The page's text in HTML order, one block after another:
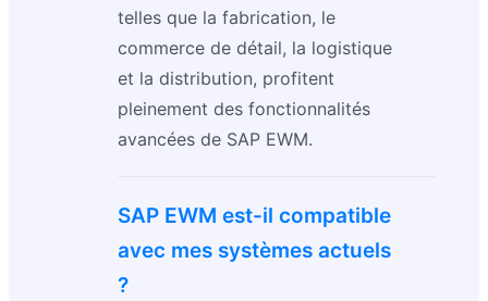
telles que la fabrication, le
commerce de détail, la logistique
et la distribution, profitent
pleinement des fonctionnalités
avancées de SAP EWM.
SAP EWM est-il compatible
avec mes systèmes actuels
?